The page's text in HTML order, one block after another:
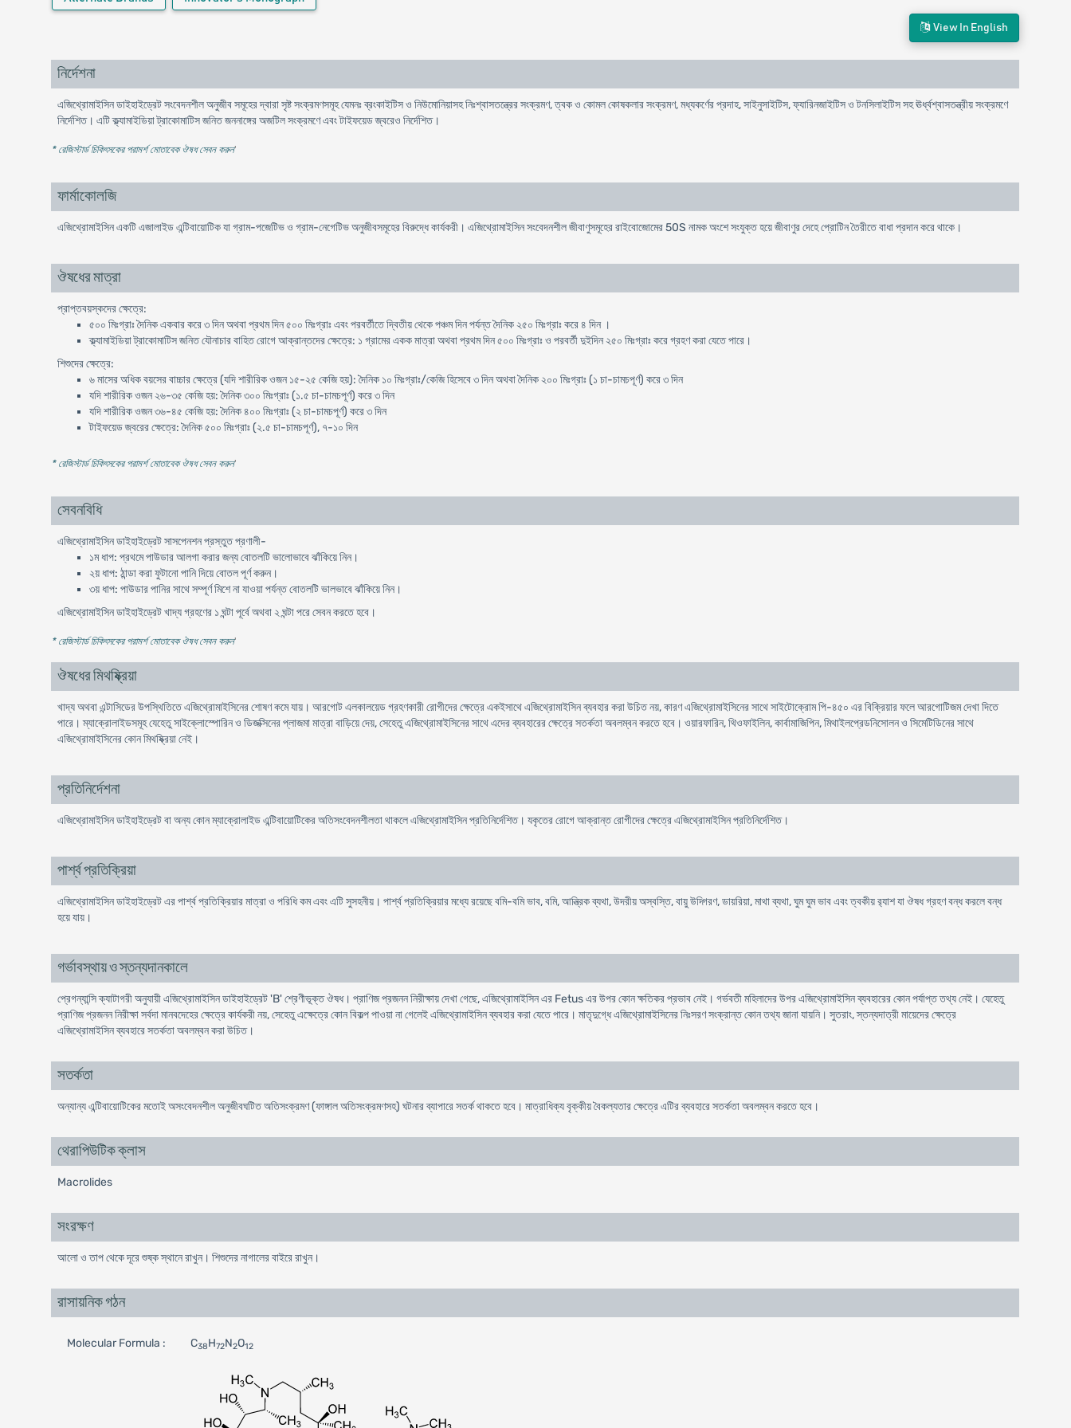
View In English
নির্দেশনা
এজিথ্রোমাইসিন ডাইহাইড্রেট সংবেদনশীল অনুজীব সমূহের দ্বারা সৃষ্ট সংক্রমণসমূহ যেমনঃ ব্রংকাইটিস ও নিউমোনিয়াসহ নিঃশ্বাসতন্ত্রের সংক্রমণ, ত্বক ও কোমল কোষকলার সংক্রমণ, মধ্যকর্ণের প্রদাহ, সাইনুসাইটিস, ফ্যারিনজাইটিস ও টনসিলাইটিস সহ ঊর্ধ্বশ্বাসতন্ত্রীয় সংক্রমণে
নির্দেশিত। এটি ক্ল্যামাইডিয়া ট্রাকোমাটিস জনিত জননাঙ্গের অজটিল সংক্রমণে এবং টাইফয়েড জ্বরেও নির্দেশিত।
* রেজিস্টার্ড চিকিৎসকের পরামর্শ মোতাবেক ঔষধ সেবন করুন'
ফার্মাকোলজি
এজিথ্রোমাইসিন একটি এজালাইড এন্টিবায়োটিক যা গ্রাম-পজেটিভ ও গ্রাম-নেগেটিভ অনুজীবসমূহের বিরুদ্ধে কার্যকরী। এজিথ্রোমাইসিন সংবেদনশীল জীবাণুসমূহের রাইবোজোমের 50S নামক অংশে সংযুক্ত হয়ে জীবাণুর দেহে প্রোটিন তৈরীতে বাধা প্রদান করে থাকে।
ঔষধের মাত্রা
প্রাপ্তবয়স্কদের ক্ষেত্রে:
৫০০ মিঃগ্রাঃ দৈনিক একবার করে ৩ দিন অথবা প্রথম দিন ৫০০ মিঃগ্রাঃ এবং পরবর্তীতে দ্বিতীয় থেকে পঞ্চম দিন পর্যন্ত দৈনিক ২৫০ মিঃগ্রাঃ করে ৪ দিন ।
ক্ল্যামাইডিয়া ট্রাকোমাটিস জনিত যৌনাচার বাহিত রোগে আক্রান্তদের ক্ষেত্রে: ১ গ্রামের একক মাত্রা অথবা প্রথম দিন ৫০০ মিঃগ্রাঃ ও পরবর্তী দুইদিন ২৫০ মিঃগ্রাঃ করে গ্রহণ করা যেতে পারে।
শিশুদের ক্ষেত্রে:
৬ মাসের অধিক বয়সের বাচ্চার ক্ষেত্রে (যদি শারীরিক ওজন ১৫-২৫ কেজি হয়): দৈনিক ১০ মিঃগ্রাঃ/কেজি হিসেবে ৩ দিন অথবা দৈনিক ২০০ মিঃগ্রাঃ (১ চা-চামচপূর্ণ) করে ৩ দিন
যদি শারীরিক ওজন ২৬-৩৫ কেজি হয়: দৈনিক ৩০০ মিঃগ্রাঃ (১.৫ চা-চামচপূর্ণ) করে ৩ দিন
যদি শারীরিক ওজন ৩৬-৪৫ কেজি হয়: দৈনিক ৪০০ মিঃগ্রাঃ (২ চা-চামচপূর্ণ) করে ৩ দিন
টাইফয়েড জ্বরের ক্ষেত্রে: দৈনিক ৫০০ মিঃগ্রাঃ (২.৫ চা-চামচপূর্ণ), ৭-১০ দিন
* রেজিস্টার্ড চিকিৎসকের পরামর্শ মোতাবেক ঔষধ সেবন করুন'
সেবনবিধি
এজিথ্রোমাইসিন ডাইহাইড্রেট সাসপেনশন প্রস্তুত প্রণালী-
১ম ধাপ: প্রথমে পাউডার আলগা করার জন্য বোতলটি ভালোভাবে ঝাঁকিয়ে নিন।
২য় ধাপ: ঠান্ডা করা ফুটানো পানি দিয়ে বোতল পূর্ণ করুন।
৩য় ধাপ: পাউডার পানির সাথে সম্পূর্ণ মিশে না যাওয়া পর্যন্ত বোতলটি ভালভাবে ঝাঁকিয়ে নিন।
এজিথ্রোমাইসিন ডাইহাইড্রেট খাদ্য গ্রহণের ১ ঘন্টা পূর্বে অথবা ২ ঘন্টা পরে সেবন করতে হবে।
* রেজিস্টার্ড চিকিৎসকের পরামর্শ মোতাবেক ঔষধ সেবন করুন'
ঔষধের মিথষ্ক্রিয়া
খাদ্য অথবা এন্টাসিডের উপস্থিতিতে এজিথ্রোমাইসিনের শোষণ কমে যায়। আরগোট এলকালয়েড গ্রহণকারী রোগীদের ক্ষেত্রে একইসাথে এজিথ্রোমাইসিন ব্যবহার করা উচিত নয়, কারণ এজিথ্রোমাইসিনের সাথে সাইটোক্রোম পি-৪৫০ এর বিক্রিয়ার ফলে আরগোটিজম দেখা দিতে
পারে। ম্যাক্রোলাইডসমূহ যেহেতু সাইক্লোস্পোরিন ও ডিজক্সিনের প্লাজমা মাত্রা বাড়িয়ে দেয়, সেহেতু এজিথ্রোমাইসিনের সাথে এদের ব্যবহারের ক্ষেত্রে সতর্কতা অবলম্বন করতে হবে। ওয়ারফারিন, থিওফাইলিন, কার্বামাজিপিন, মিথাইলপ্রেডনিসোলন ও সিমেটিডিনের সাথে
এজিথ্রোমাইসিনের কোন মিথষ্ক্রিয়া নেই।
প্রতিনির্দেশনা
এজিথ্রোমাইসিন ডাইহাইড্রেট বা অন্য কোন ম্যাক্রোলাইড এন্টিবায়োটিকের অতিসংবেদনশীলতা থাকলে এজিথ্রোমাইসিন প্রতিনির্দেশিত। যকৃতের রোগে আক্রান্ত রোগীদের ক্ষেত্রে এজিথ্রোমাইসিন প্রতিনির্দেশিত।
পার্শ্ব প্রতিক্রিয়া
এজিথ্রোমাইসিন ডাইহাইড্রেট এর পার্শ্ব প্রতিক্রিয়ার মাত্রা ও পরিধি কম এবং এটি সুসহনীয়। পার্শ্ব প্রতিক্রিয়ার মধ্যে রয়েছে বমি-বমি ভাব, বমি, আন্ত্রিক ব্যথা, উদরীয় অস্বস্তি, বায়ু উদ্গিরণ, ডায়রিয়া, মাথা ব্যথা, ঘুম ঘুম ভাব এবং ত্বকীয় র‌্যাশ যা ঔষধ গ্রহণ বন্ধ করলে বন্ধ
হয়ে যায়।
গর্ভাবস্থায় ও স্তন্যদানকালে
প্রেগন্যান্সি ক্যাটাগরী অনুযায়ী এজিথ্রোমাইসিন ডাইহাইড্রেট 'B' শ্রেণীভূক্ত ঔষধ। প্রাণিজ প্রজনন নিরীক্ষায় দেখা গেছে, এজিথ্রোমাইসিন এর Fetus এর উপর কোন ক্ষতিকর প্রভাব নেই। গর্ভবতী মহিলাদের উপর এজিথ্রোমাইসিন ব্যবহারের কোন পর্যাপ্ত তথ্য নেই। যেহেতু
প্রাণিজ প্রজনন নিরীক্ষা সর্বদা মানবদেহের ক্ষেত্রে কার্যকরী নয়, সেহেতু এক্ষেত্রে কোন বিকল্প পাওয়া না গেলেই এজিথ্রোমাইসিন ব্যবহার করা যেতে পারে। মাতৃদুগ্ধে এজিথ্রোমাইসিনের নিঃসরণ সংক্রান্ত কোন তথ্য জানা যায়নি। সুতরাং, স্তন্যদাত্রী মায়েদের ক্ষেত্রে
এজিথ্রোমাইসিন ব্যবহারে সতর্কতা অবলম্বন করা উচিত।
সতর্কতা
অন্যান্য এন্টিবায়োটিকের মতোই অসংবেদনশীল অনুজীবঘটিত অতিসংক্রমণ (ফাঙ্গাল অতিসংক্রমণসহ) ঘটনার ব্যাপারে সতর্ক থাকতে হবে। মাত্রাধিক্য বৃক্কীয় বৈকল্যতার ক্ষেত্রে এটির ব্যবহারে সতর্কতা অবলম্বন করতে হবে।
থেরাপিউটিক ক্লাস
Macrolides
সংরক্ষণ
আলো ও তাপ থেকে দূরে শুষ্ক স্থানে রাখুন। শিশুদের নাগালের বাইরে রাখুন।
রাসায়নিক গঠন
Molecular Formula : C38H72N2O12